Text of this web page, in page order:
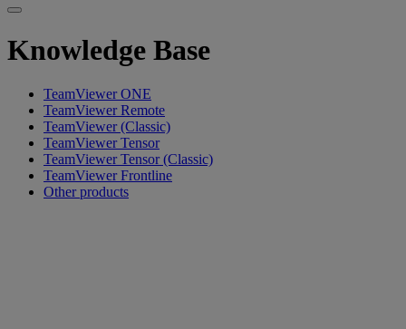
Knowledge Base
TeamViewer ONE
TeamViewer Remote
TeamViewer (Classic)
TeamViewer Tensor
TeamViewer Tensor (Classic)
TeamViewer Frontline
Other products